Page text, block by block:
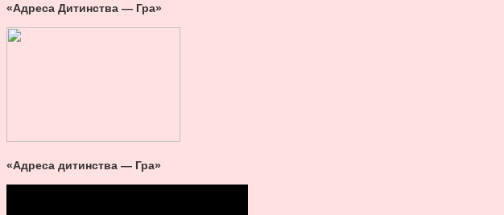
«Адреса Дитинства — Гра»
«Адреса дитинства — Гра»